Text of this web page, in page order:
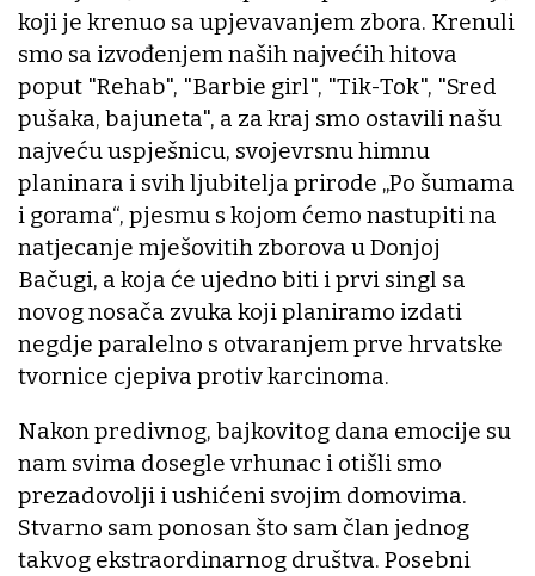
koji je krenuo sa upjevavanjem zbora. Krenuli
smo sa izvođenjem naših najvećih hitova
poput "Rehab", "Barbie girl", "Tik-Tok", "Sred
pušaka, bajuneta", a za kraj smo ostavili našu
najveću uspješnicu, svojevrsnu himnu
planinara i svih ljubitelja prirode „Po šumama
i gorama“, pjesmu s kojom ćemo nastupiti na
natjecanje mješovitih zborova u Donjoj
Bačugi, a koja će ujedno biti i prvi singl sa
novog nosača zvuka koji planiramo izdati
negdje paralelno s otvaranjem prve hrvatske
tvornice cjepiva protiv karcinoma.
Nakon predivnog, bajkovitog dana emocije su
nam svima dosegle vrhunac i otišli smo
prezadovolji i ushićeni svojim domovima.
Stvarno sam ponosan što sam član jednog
takvog ekstraordinarnog društva. Posebni